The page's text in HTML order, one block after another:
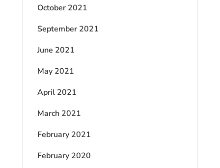
October 2021
September 2021
June 2021
May 2021
April 2021
March 2021
February 2021
February 2020